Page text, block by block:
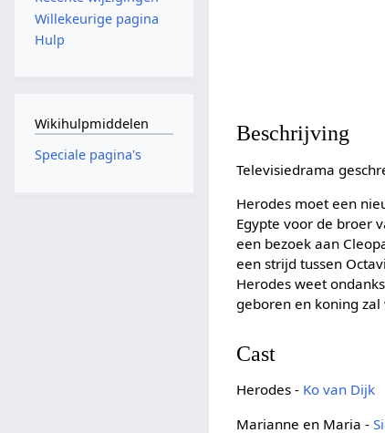
Beschrijving
Televisiedrama
Herodes moet een
Egypte voor de broer
een bezoek aan
een strijd tussen
Herodes weet
geboren en koning
Cast
Herodes - Ko van Dijk
Marianne en Maria -
Willekeurige pagina
Hulp
Wikihulpmiddelen
Speciale pagina's